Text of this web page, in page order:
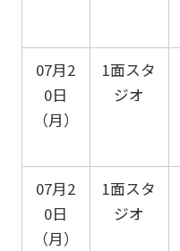
07月2
0日
（月）
1面スタ
ジオ
07月2
0日
（月）
1面スタ
ジオ